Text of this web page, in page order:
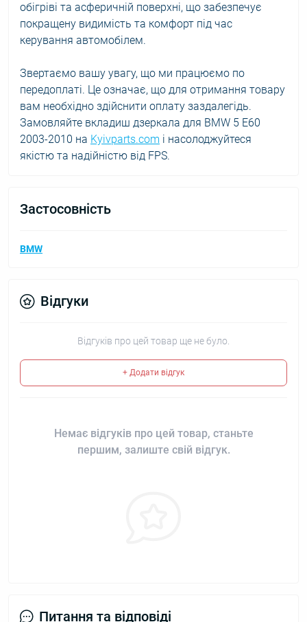
обігріві та асферичній поверхні, що забезпечує
покращену видимість та комфорт під час
керування автомобілем.
Звертаємо вашу увагу, що ми працюємо по
передоплаті. Це означає, що для отримання товару
вам необхідно здійснити оплату заздалегідь.
Замовляйте вкладиш дзеркала для BMW 5 E60
2003-2010 на Kyivparts.com і насолоджуйтеся
якістю та надійністю від FPS.
Застосовність
BMW
Відгуки
Відгуків про цей товар ще не було.
+ Додати відгук
Немає відгуків про цей товар, станьте
першим, залиште свій відгук.
Питання та відповіді